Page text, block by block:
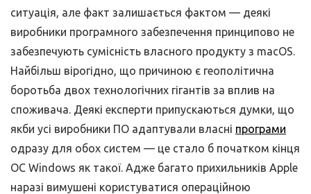
ситуація, але факт залишається фактом — деякі
виробники програмного забезпечення принципово не
забезпечують сумісність власного продукту з macOS.
Найбільш вірогідно, що причиною є геополітична
боротьба двох технологічних гігантів за вплив на
споживача. Деякі експерти припускаються думки, що
якби усі виробники ПО адаптували власні програми
одразу для обох систем — це стало б початком кінця
ОС Windows як такої. Адже багато прихильників Apple
наразі вимушені користуватися операційною